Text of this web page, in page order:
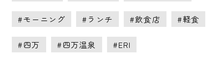
モーニング ランチ 飲食店 軽食
四万 四万温泉 ERI